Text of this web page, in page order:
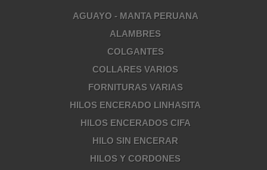
AGUAYO - MANTA PERUANA
ALAMBRES
COLGANTES
COLLARES VARIOS
FORNITURAS VARIAS
HILOS ENCERADO LINHASITA
HILOS ENCERADOS CIFA
HILO SIN ENCERAR
HILOS Y CORDONES